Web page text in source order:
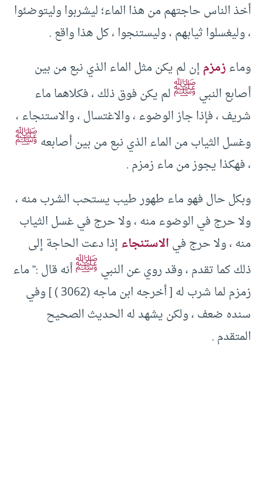
أخذ الناس حاجتهم من هذا الماء؛ ليشربوا وليتوضئوا
، وليغسلوا ثيابهم ، وليستنجوا ، كل هذا واقع .
وماءزمزمإن لم يكن مثل الماء الذي نبع من بين
أصابع النبيﷺلم يكن فوق ذلك ، فكلاهما ماء
شريف ، فإذا جاز الوضوء ، والاغتسال ، والاستنجاء ،
وغسل الثياب من الماء الذي نبع من بين أصابعهﷺ
، فهكذا يجوز من ماء زمزم .
وبكل حال فهو ماء طهور طيب يستحب الشرب منه ،
ولا حرج في الوضوء منه ، ولا حرج في غسل الثياب
منه ، ولا حرج فيالاستنجاءإذا دعت الحاجة إلى
ذلك كما تقدم ، وقد روي عن النبيﷺأنه قال :” ماء
زمزم لما شرب له [ أخرجه ابن ماجه (3062 ) ] وفي
سنده ضعف ، ولكن يشهد له الحديث الصحيح
المتقدم .